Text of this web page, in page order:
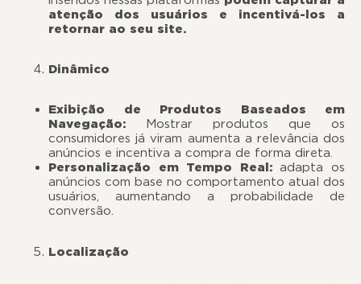
atenção dos usuários e incentivá-los a
retornar ao seu site.
Dinâmico
Exibição de Produtos Baseados em
Navegação:
Mostrar produtos que os
consumidores já viram aumenta a relevância dos
anúncios e incentiva a compra de forma direta.
Personalização em Tempo Real: adapta os
anúncios com base no comportamento atual dos
usuários, aumentando a probabilidade de
conversão.
Localização